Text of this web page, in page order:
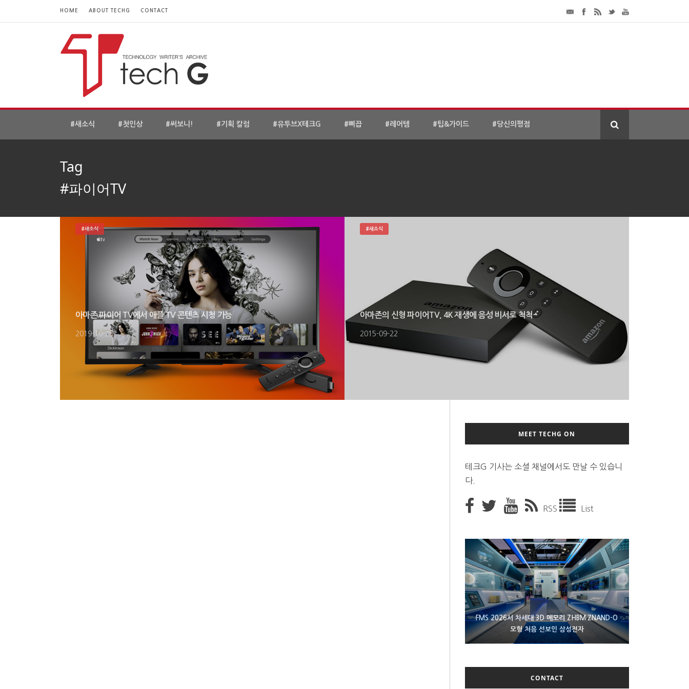
HOME ABOUT TECHG CONTACT
#새소식 #첫인상 #써보니! #기획 칼럼 #유투브X테크G #삐끕 #레어템 #팁&가이드 #당신의평점
Tag
#파이어TV
아마존 파이어 TV에서 애플 TV 콘텐츠 시청 가능
2019-10-25
#새소식
아마존의 신형 파이어TV, 4K 재생에 음성 비서로 척척~
2015-09-22
#새소식
MEET TECHG ON
테크G 기사는 소셜 채널에서도 만날 수 있습니
다.
RSS List
FMS 2026서 차세대 3D 메모리 ZHBM·ZNAND-O
모형 처음 선보인 삼성전자
에이수스 구글북 ‘CX9406’ 제품 이미지 유출
XBOX 25주년 맞아 무료 선물 나누는 마이크로소프
트
CONTACT